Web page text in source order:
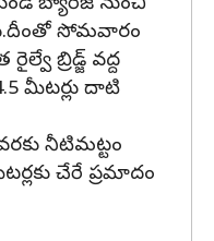
సోమవారం
బ్రిడ్జ్‌ వద్ద
మీటర్లు దాటి
నీటిమట్టం
చేరే ప్రమాదం